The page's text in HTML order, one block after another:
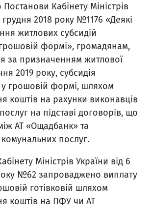
Кабінету Міністрів
грудня 2018 року №1176 «Деякі
житлових субсидій
формі», громадянам,
за призначенням житлової
2019 року, субсидія
у грошовій формі, шляхом
коштів на рахунки виконавців
на підставі договорів, що
АТ «Ощадбанк» та
послуг.
Міністрів України від 6
№62 запроваджено виплату
готівковій шляхом
коштів на ПФУ чи АТ